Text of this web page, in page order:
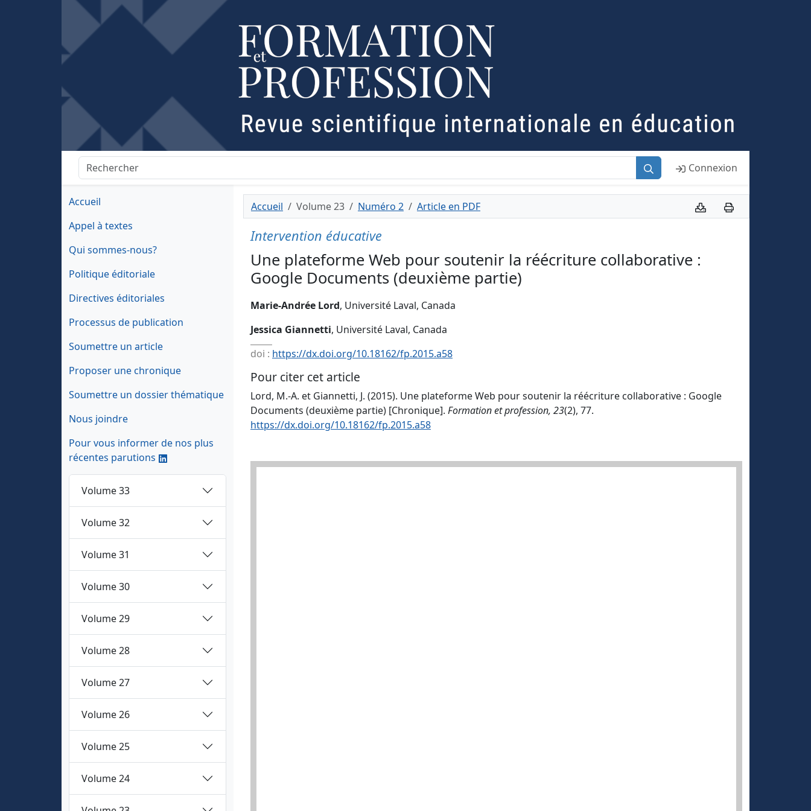
Connexion
Accueil
Appel à textes
Qui sommes-nous?
Politique éditoriale
Directives éditoriales
Processus de publication
Soumettre un article
Proposer une chronique
Soumettre un dossier thématique
Nous joindre
Pour vous informer de nos plus
récentes parutions
Volume 33
Volume 32
Volume 31
Volume 30
Volume 29
Volume 28
Volume 27
Volume 26
Volume 25
Volume 24
Accueil Volume 23 Numéro 2 Article en PDF
Intervention éducative
Une plateforme Web pour soutenir la réécriture collaborative :
Google Documents (deuxième partie)
Marie-Andrée Lord, Université Laval, Canada
Jessica Giannetti, Université Laval, Canada
doi : https://dx.doi.org/10.18162/fp.2015.a58
Pour citer cet article
Lord, M.-A. et Giannetti, J. (2015). Une plateforme Web pour soutenir la réécriture collaborative : Google
Documents (deuxième partie) [Chronique]. Formation et profession, 23(2), 77.
https://dx.doi.org/10.18162/fp.2015.a58